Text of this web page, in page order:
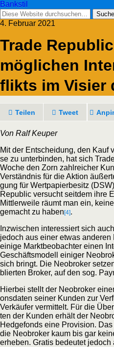
Bankstil
4. Februar 2021
Trade
mög­li­chen
flikts im Visier
Tei­len Tweet
Von Ralf Keuper
Mit der Ent­schei­dung, den
se zu unter­bin­den, hat sich
Woche den Zorn zahl­rei­cher
Ver­ständ­nis für die Akti­on
gung für Wert­pa­pier­be­sitz (DSW)
Repu­blic ver­sucht seit­dem ihre
Mitt­ler­wei­le räumt man ein,
gemacht zu haben [4].
Inzwi­schen inter­es­siert sich
jedoch aus einer etwas
eini­ge Markt­be­ob­ach­ter einen
Geschäfts­mo­dell eini­ger
sich bringt. Die Neo­bro­ker
blier­ten Bro­ker, auf den sog.
Hier­bei stellt der Neo­bro­ker
ons­da­ten sei­ner Kun­den zur
Ver­käu­fer ver­mit­telt. Für die
ten der Kun­den erhält der
Hedge­fonds eine Pro­vi­si­on.
die Neo­bro­ker kaum bis gar
erhe­ben. Gra­tis bedeu­tet